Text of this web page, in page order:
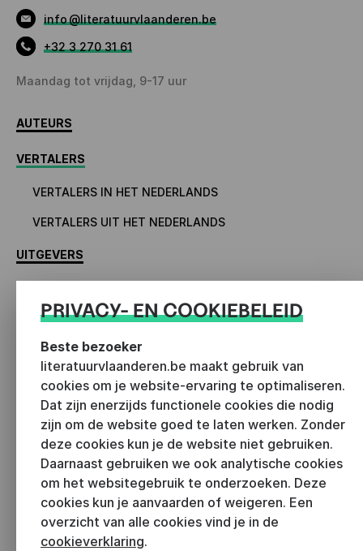
AUTEURS
VERTALERS
VERTALERS IN HET NEDERLANDS
VERTALERS UIT HET NEDERLANDS
UITGEVERS
info@literatuurvlaanderen.be
+32 3 270 31 61
Maandag tot vrijdag, 9-17 uur
NIEUWS
Sterker staan als literaire
maker: drie inzichten uit
de Landschapstekening
05 AUGUSTUS 2026
PRIVACY- EN COOKIEBELEID
Beste bezoeker
literatuurvlaanderen.be maakt gebruik van
cookies om je website-ervaring te optimaliseren.
Dat zijn enerzijds functionele cookies die nodig
zijn om de website goed te laten werken. Zonder
deze cookies kun je de website niet gebruiken.
Daarnaast gebruiken we ook analytische cookies
om het websitegebruik te onderzoeken. Deze
cookies kun je aanvaarden of weigeren. Een
overzicht van alle cookies vind je in de
cookieverklaring.